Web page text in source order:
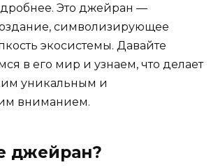
Это джейран —
символизирующее
экосистемы. Давайте
в его мир и узнаем, что делает
уникальным и
вниманием.
джейран?